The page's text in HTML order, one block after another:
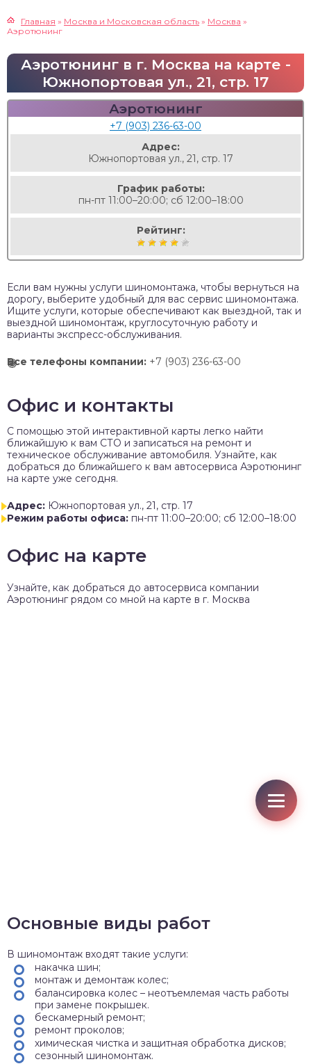
Главная » Москва и Московская область » Москва »
Аэротюнинг
Аэротюнинг в г. Москва на карте -
Южнопортовая ул., 21, стр. 17
Аэротюнинг
+7 (903) 236-63-00
Адрес:
Южнопортовая ул., 21, стр. 17
График работы:
пн-пт 11:00–20:00; сб 12:00–18:00
Рейтинг:
Если вам нужны услуги шиномонтажа, чтобы вернуться на
дорогу, выберите удобный для вас сервис шиномонтажа.
Ищите услуги, которые обеспечивают как выездной, так и
выездной шиномонтаж, круглосуточную работу и
варианты экспресс-обслуживания.
Все телефоны компании: +7 (903) 236-63-00
Офис и контакты
C помощью этой интерактивной карты легко найти
ближайшую к вам СТО и записаться на ремонт и
техническое обслуживание автомобиля. Узнайте, как
добраться до ближайшего к вам автосервиса Аэротюнинг
на карте уже сегодня.
Адрес: Южнопортовая ул., 21, стр. 17
Режим работы офиса: пн-пт 11:00–20:00; сб 12:00–18:00
Офис на карте
Узнайте, как добраться до автосервиса компании
Аэротюнинг рядом со мной на карте в г. Москва
Основные виды работ
В шиномонтаж входят такие услуги:
накачка шин;
монтаж и демонтаж колес;
балансировка колес – неотъемлемая часть работы
при замене покрышек.
бескамерный ремонт;
ремонт проколов;
химическая чистка и защитная обработка дисков;
сезонный шиномонтаж.